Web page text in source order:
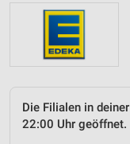
Die Filialen in
22:00 Uhr geöffnet.